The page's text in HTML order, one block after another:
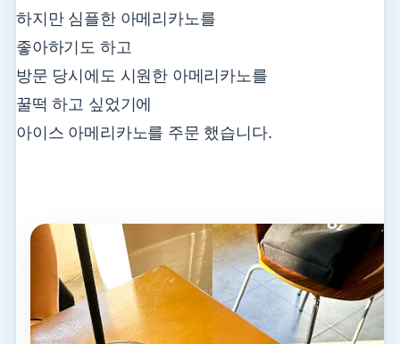
하지만 심플한 아메리카노를
좋아하기도 하고
방문 당시에도 시원한 아메리카노를
꿀떡 하고 싶었기에
아이스 아메리카노를 주문 했습니다.